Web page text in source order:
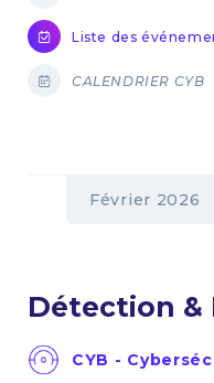
Liste des
CALENDRIER CYB
Février 2026
Détection &
CYB -